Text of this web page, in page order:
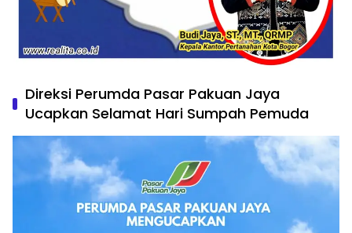
Direksi Perumda Pasar Pakuan Jaya
Ucapkan Selamat Hari Sumpah Pemuda